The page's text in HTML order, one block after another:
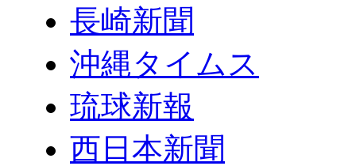
長崎新聞
沖縄タイムス
琉球新報
西日本新聞